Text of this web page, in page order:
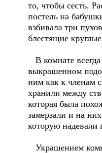
то, чтобы сесть.
постель на
взбивала три
блестящие
В комнате
выкрашенном
ним как к членам
хранили между
которая была
замерзали и на
которую надевали
Украшением